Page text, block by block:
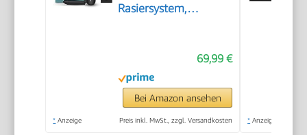
Rasiersystem,
klappbarer
Rückenaufsatz, 100%
duschfest, 100 Min.
69,99 €
Bei Amazon ansehen
* Anzeige Preis inkl. MwSt., zzgl. Versandkosten * Anzeige